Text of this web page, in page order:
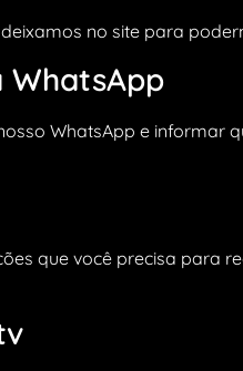
no site para
WhatsApp
WhatsApp e
que você precisa para